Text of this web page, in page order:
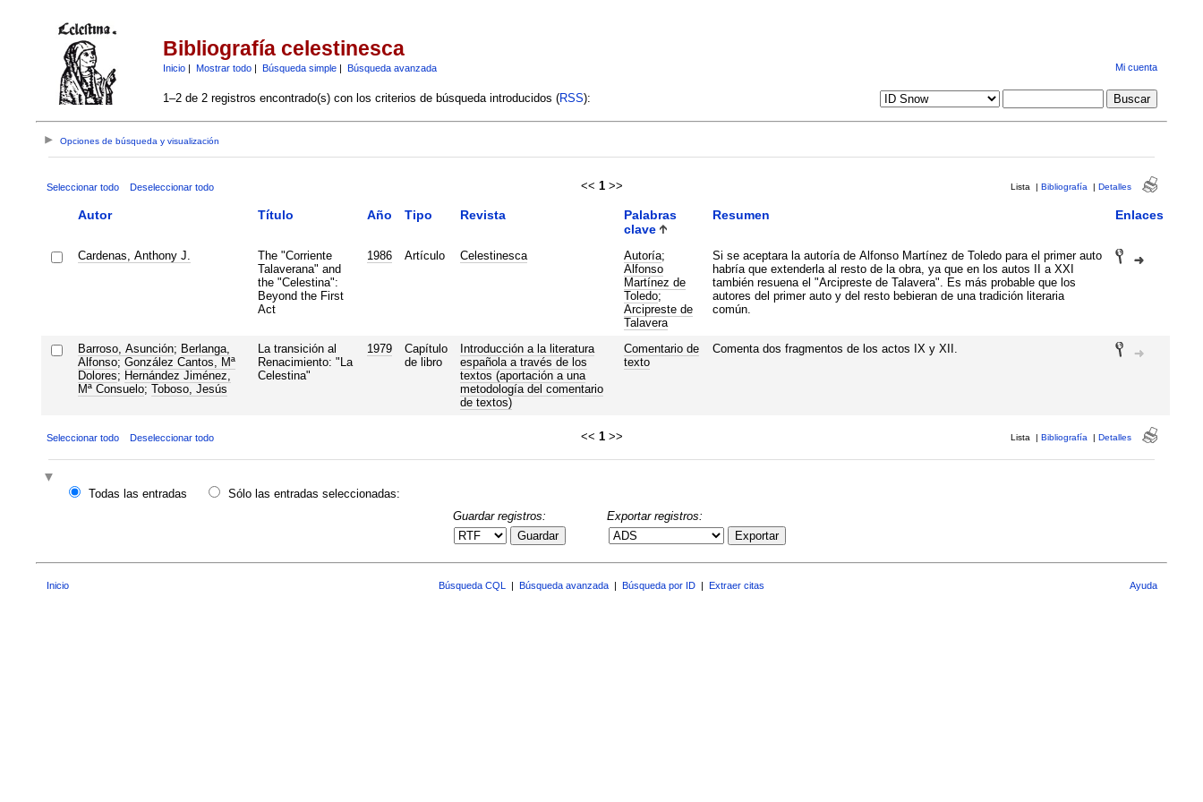
Bibliografía celestinesca
Inicio| Mostrar todo| Búsqueda simple| Búsqueda avanzada Mi cuenta
1–2 de 2 registros encontrado(s) con los criterios de búsqueda introducidos (RSS):
Opciones de búsqueda y visualización
Seleccionar todo Deseleccionar todo << 1 >> Lista | Bibliografía | Detalles
Autor Título Año Tipo Revista
Palabras
clave
Resumen Enlaces
Cardenas, Anthony J.
The "Corriente
Talaverana" and
the "Celestina":
Beyond the First
Act
1986 Artículo Celestinesca Autoría;
Alfonso
Martínez de
Toledo;
Arcipreste de
Talavera
Si se aceptara la autoría de Alfonso Martínez de Toledo para el primer auto
habría que extenderla al resto de la obra, ya que en los autos II a XXI
también resuena el "Arcipreste de Talavera". Es más probable que los
autores del primer auto y del resto bebieran de una tradición literaria
común.
Barroso, Asunción; Berlanga,
Alfonso; González Cantos, Mª
Dolores; Hernández Jiménez,
Mª Consuelo; Toboso, Jesús
La transición al
Renacimiento: "La
Celestina"
1979
Capítulo
de libro
Introducción a la literatura
española a través de los
textos (aportación a una
metodología del comentario
de textos)
Comentario de
texto
Comenta dos fragmentos de los actos IX y XII.
Seleccionar todo Deseleccionar todo << 1 >> Lista | Bibliografía | Detalles
Todas las entradas
Sólo las entradas seleccionadas:
Guardar registros:
Guardar
Exportar registros:
Exportar
Inicio Búsqueda CQL Búsqueda avanzada Búsqueda por ID Extraer citas Ayuda